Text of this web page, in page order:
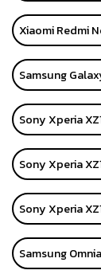
Xiaomi Redmi
Samsung
Sony Xperia
Sony Xperia
Sony Xperia
Samsung